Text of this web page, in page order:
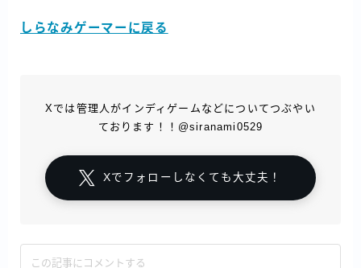
しらなみゲーマーに戻る
Xでは管理人がインディゲームなどについてつぶやい
ております！！@siranami0529
Xでフォローしなくても大丈夫！